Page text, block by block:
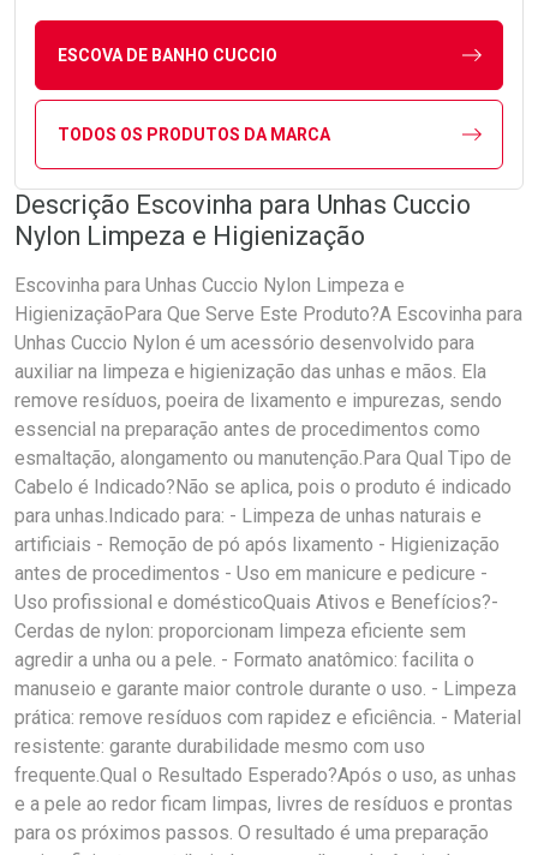
ESCOVA DE BANHO CUCCIO
TODOS OS PRODUTOS DA MARCA
Descrição Escovinha para Unhas Cuccio
Nylon Limpeza e Higienização
Escovinha para Unhas Cuccio Nylon Limpeza e
HigienizaçãoPara Que Serve Este Produto?A Escovinha para
Unhas Cuccio Nylon é um acessório desenvolvido para
auxiliar na limpeza e higienização das unhas e mãos. Ela
remove resíduos, poeira de lixamento e impurezas, sendo
essencial na preparação antes de procedimentos como
esmaltação, alongamento ou manutenção.Para Qual Tipo de
Cabelo é Indicado?Não se aplica, pois o produto é indicado
para unhas.Indicado para: - Limpeza de unhas naturais e
artificiais - Remoção de pó após lixamento - Higienização
antes de procedimentos - Uso em manicure e pedicure -
Uso profissional e domésticoQuais Ativos e Benefícios?-
Cerdas de nylon: proporcionam limpeza eficiente sem
agredir a unha ou a pele. - Formato anatômico: facilita o
manuseio e garante maior controle durante o uso. - Limpeza
prática: remove resíduos com rapidez e eficiência. - Material
resistente: garante durabilidade mesmo com uso
frequente.Qual o Resultado Esperado?Após o uso, as unhas
e a pele ao redor ficam limpas, livres de resíduos e prontas
para os próximos passos. O resultado é uma preparação